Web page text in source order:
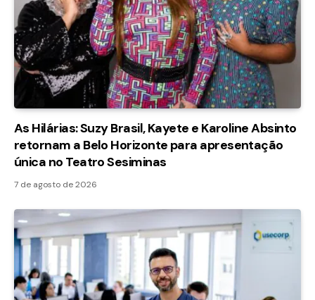
As Hilárias: Suzy Brasil, Kayete e Karoline Absinto
retornam a Belo Horizonte para apresentação
única no Teatro Sesiminas
7 de agosto de 2026